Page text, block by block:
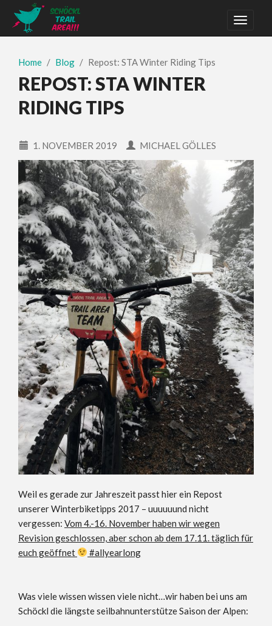
Home Blog Repost: STA Winter Riding Tips
REPOST: STA WINTER
RIDING TIPS
1. NOVEMBER 2019 MICHAEL GÖLLES
Weil es gerade zur Jahreszeit passt hier ein Repost
unserer Winterbiketipps 2017 – uuuuuund nicht
vergessen: Vom 4.-16. November haben wir wegen
Revision geschlossen, aber schon ab dem 17.11. täglich für
euch geöffnet
#allyearlong
Was viele wissen wissen viele nicht…wir haben bei uns am
Schöckl die längste seilbahnunterstütze Saison der Alpen: